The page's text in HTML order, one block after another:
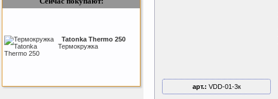
арт.: VDD-01-3к
Tatonka Thermo 250
Термокружка